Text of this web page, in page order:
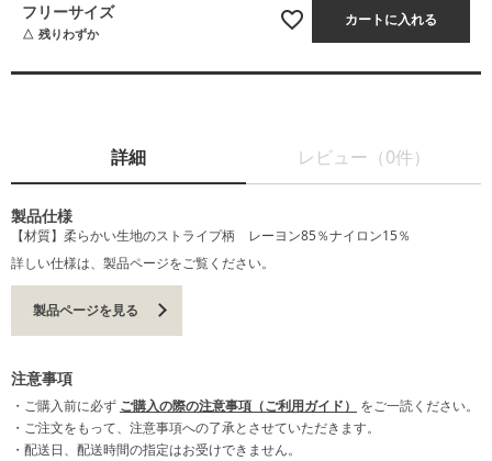
フリーサイズ
残りわずか
カートに入れる
詳細 レビュー（0件）
製品仕様
【材質】柔らかい生地のストライプ柄 レーヨン85％ナイロン15％
詳しい仕様は、製品ページをご覧ください。
製品ページを見る
注意事項
・ご購入前に必ず ご購入の際の注意事項（ご利用ガイド）
をご一読ください。
・ご注文をもって、注意事項への了承とさせていただきます。
・配送日、配送時間の指定はお受けできません。